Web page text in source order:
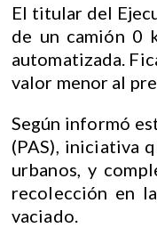
El titular del
de un camión 0
automatizada.
valor menor al
Según informó
(PAS), iniciativa
urbanos, y
recolección en
vaciado.